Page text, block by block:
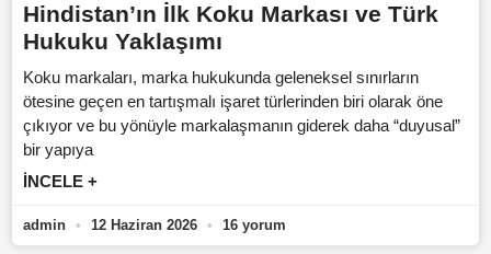
Hindistan’ın İlk Koku Markası ve Türk
Hukuku Yaklaşımı
Koku markaları, marka hukukunda geleneksel sınırların
ötesine geçen en tartışmalı işaret türlerinden biri olarak öne
çıkıyor ve bu yönüyle markalaşmanın giderek daha “duyusal”
bir yapıya
İNCELE +
admin 12 Haziran 2026 16 yorum